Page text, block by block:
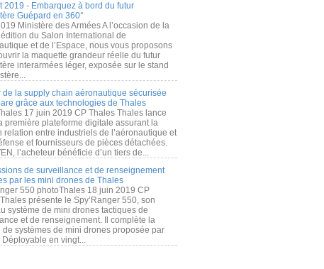
2019 - Embarquez à bord du futur
Guépard en 360°
Ministère des Armées A l’occasion de la
du Salon International de
et de l’Espace, nous vous proposons
la maquette grandeur réelle du futur
interarmées léger, exposée sur le stand
de la supply chain aéronautique sécurisée
grâce aux technologies de Thales
17 juin 2019 CP Thales Thales lance
première plateforme digitale assurant la
relation entre industriels de l’aéronautique et
et fournisseurs de pièces détachées.
l’acheteur bénéficie d’un tiers de...
de surveillance et de renseignement
par les mini drones de Thales
550 photoThales 18 juin 2019 CP
présente le Spy’Ranger 550, son
système de mini drones tactiques de
et de renseignement. Il complète la
de systèmes de mini drones proposée par
Déployable en vingt...